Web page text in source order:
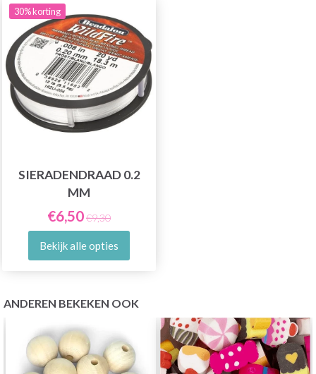
30% korting
SIERADENDRAAD 0.2
MM
€6,50€9,30
Bekijk alle opties
ANDEREN BEKEKEN OOK